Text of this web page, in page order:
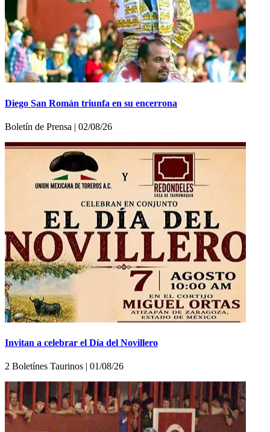
Diego San Román triunfa en su encerrona
Boletí­n de Prensa | 02/08/26
Invitan a celebrar el Día del Novillero
2 Boletínes Taurinos | 01/08/26